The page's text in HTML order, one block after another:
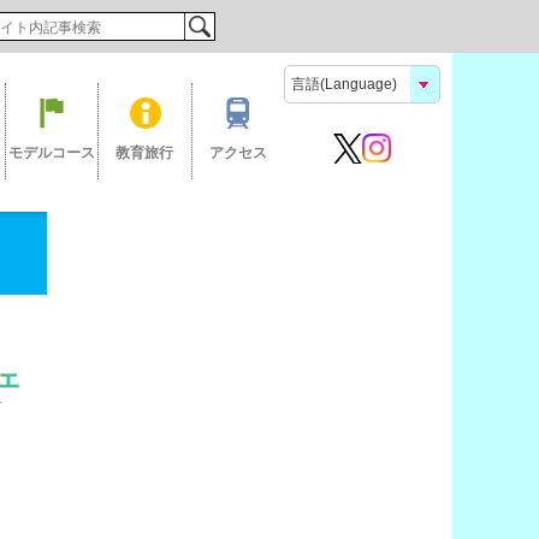
モデルコース 教育旅行 アクセス